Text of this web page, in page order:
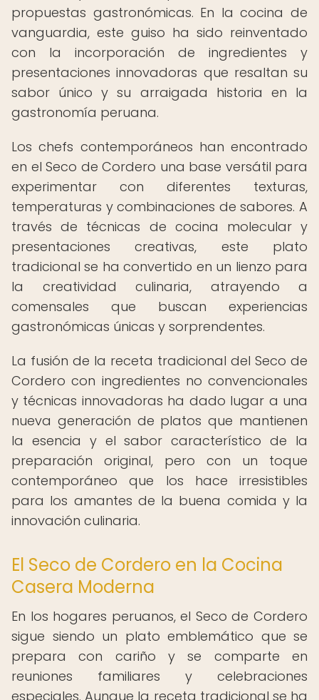
propuestas gastronómicas. En la cocina de
vanguardia, este guiso ha sido reinventado
con la incorporación de ingredientes y
presentaciones innovadoras que resaltan su
sabor único y su arraigada historia en la
gastronomía peruana.
Los chefs contemporáneos han encontrado
en el Seco de Cordero una base versátil para
experimentar con diferentes texturas,
temperaturas y combinaciones de sabores. A
través de técnicas de cocina molecular y
presentaciones creativas, este plato
tradicional se ha convertido en un lienzo para
la creatividad culinaria, atrayendo a
comensales que buscan experiencias
gastronómicas únicas y sorprendentes.
La fusión de la receta tradicional del Seco de
Cordero con ingredientes no convencionales
y técnicas innovadoras ha dado lugar a una
nueva generación de platos que mantienen
la esencia y el sabor característico de la
preparación original, pero con un toque
contemporáneo que los hace irresistibles
para los amantes de la buena comida y la
innovación culinaria.
El Seco de Cordero en la Cocina
Casera Moderna
En los hogares peruanos, el Seco de Cordero
sigue siendo un plato emblemático que se
prepara con cariño y se comparte en
reuniones familiares y celebraciones
especiales. Aunque la receta tradicional se ha